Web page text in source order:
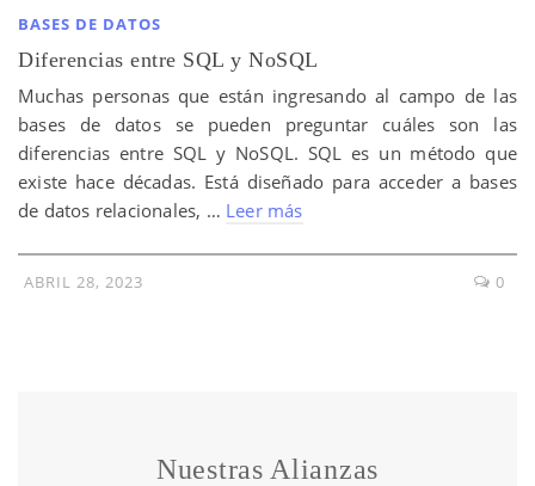
BASES DE DATOS
Diferencias entre SQL y NoSQL
Muchas personas que están ingresando al campo de las
bases de datos se pueden preguntar cuáles son las
diferencias entre SQL y NoSQL. SQL es un método que
existe hace décadas. Está diseñado para acceder a bases
de datos relacionales, … Leer más
ABRIL 28, 2023 0
Nuestras Alianzas